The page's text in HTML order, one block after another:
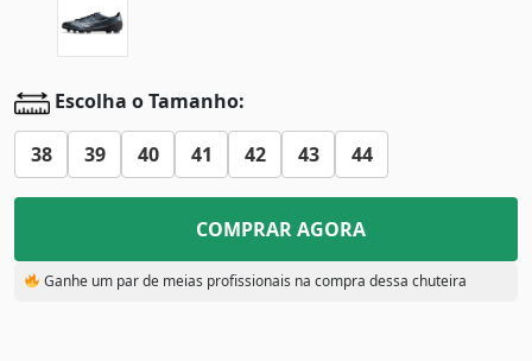
Escolha o Tamanho:
38 39 40 41 42 43 44
COMPRAR AGORA
Ganhe um par de meias profissionais na compra dessa chuteira